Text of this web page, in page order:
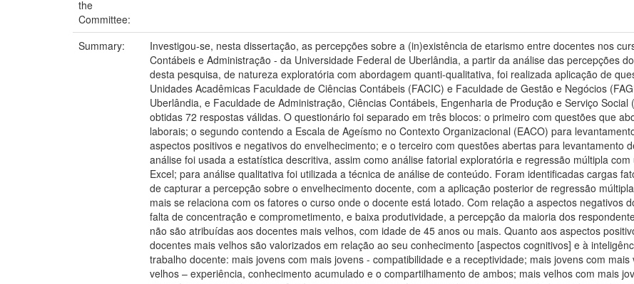
the
Committee:
Summary:
Investigou-se, nesta dissertação, as percepções sobre a (in)existência de etarismo entre docentes nos
Contábeis e Administração - da Universidade Federal de Uberlândia, a partir da análise das percepções
desta pesquisa, de natureza exploratória com abordagem quanti-qualitativa, foi realizada aplicação de
Unidades Acadêmicas Faculdade de Ciências Contábeis (FACIC) e Faculdade de Gestão e Negócios
Uberlândia, e Faculdade de Administração, Ciências Contábeis, Engenharia de Produção e Serviço
obtidas 72 respostas válidas. O questionário foi separado em três blocos: o primeiro com questões que
laborais; o segundo contendo a Escala de Ageísmo no Contexto Organizacional (EACO) para
aspectos positivos e negativos do envelhecimento; e o terceiro com questões abertas para levantamento
análise foi usada a estatística descritiva, assim como análise fatorial exploratória e regressão múltipla
Excel; para análise qualitativa foi utilizada a técnica de análise de conteúdo. Foram identificadas cargas
de capturar a percepção sobre o envelhecimento docente, com a aplicação posterior de regressão
mais se relaciona com os fatores o curso onde o docente está lotado. Com relação a aspectos negativos
falta de concentração e comprometimento, e baixa produtividade, a percepção da maioria dos
não são atribuídas aos docentes mais velhos, com idade de 45 anos ou mais. Quanto aos aspectos
docentes mais velhos são valorizados em relação ao seu conhecimento [aspectos cognitivos] e à
trabalho docente: mais jovens com mais jovens - compatibilidade e a receptividade; mais jovens com
velhos – experiência, conhecimento acumulado e o compartilhamento de ambos; mais velhos com mais